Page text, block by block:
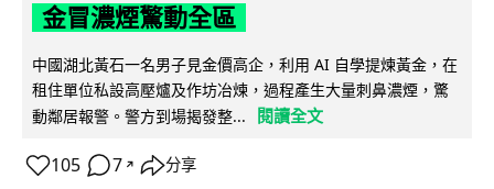
金冒濃煙驚動全區
中國湖北黃石一名男子見金價高企，利用 AI 自學提煉黃金，在
租住單位私設高壓爐及作坊冶煉，過程產生大量刺鼻濃煙，驚
動鄰居報警。警方到場揭發整...
閱讀全文
105 7 ↗ 分享